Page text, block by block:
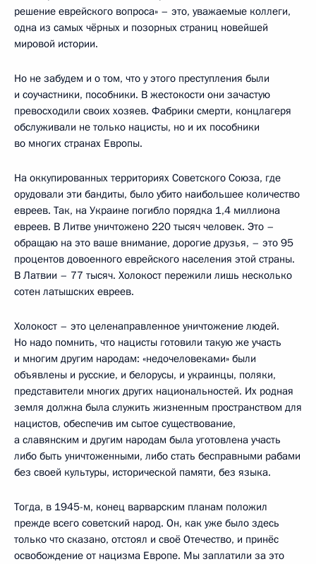
решение еврейского вопроса» – это, уважаемые коллеги,
одна из самых чёрных и позорных страниц новейшей
мировой истории.
Но не забудем и о том, что у этого преступления были
и соучастники, пособники. В жестокости они зачастую
превосходили своих хозяев. Фабрики смерти, концлагеря
обслуживали не только нацисты, но и их пособники
во многих странах Европы.
На оккупированных территориях Советского Союза, где
орудовали эти бандиты, было убито наибольшее количество
евреев. Так, на Украине погибло порядка 1,4 миллиона
евреев. В Литве уничтожено 220 тысяч человек. Это –
обращаю на это ваше внимание, дорогие друзья, – это 95
процентов довоенного еврейского населения этой страны.
В Латвии – 77 тысяч. Холокост пережили лишь несколько
сотен латышских евреев.
Холокост – это целенаправленное уничтожение людей.
Но надо помнить, что нацисты готовили такую же участь
и многим другим народам: «недочеловеками» были
объявлены и русские, и белорусы, и украинцы, поляки,
представители многих других национальностей. Их родная
земля должна была служить жизненным пространством для
нацистов, обеспечив им сытое существование,
а славянским и другим народам была уготовлена участь
либо быть уничтоженными, либо стать бесправными рабами
без своей культуры, исторической памяти, без языка.
Тогда, в 1945-м, конец варварским планам положил
прежде всего советский народ. Он, как уже было здесь
только что сказано, отстоял и своё Отечество, и принёс
освобождение от нацизма Европе. Мы заплатили за это